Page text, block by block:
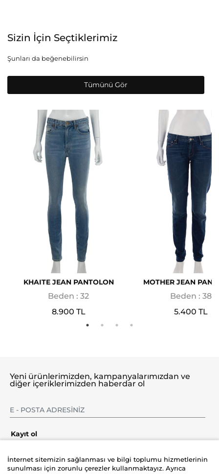
Sizin İçin Seçtiklerimiz
Şunları da beğenebilirsin
Tümünü Gör
KHAITE JEAN PANTOLON
Beden : 32
8.900 TL
MOTHER JEAN
Beden : 38
5.400 TL
Yeni ürünlerimizden, kampanyalarımızdan ve
diğer içeriklerimizden haberdar ol
Kayıt ol
İnternet sitemizin sağlanması ve bilgi toplumu hizmetlerinin
sunulması için zorunlu çerezler kullanmaktayız. Ayrıca